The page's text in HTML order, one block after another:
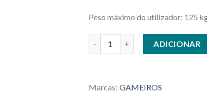
Peso máximo do utilizador: 125
ADICIONAR
Marcas: GAMEIROS